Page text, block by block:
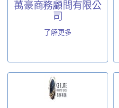
萬豪商務顧問有限公
司
了解更多